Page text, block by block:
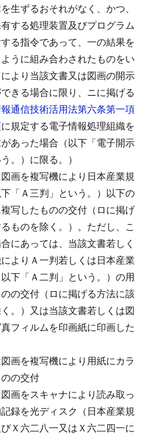
生ずるおそれがなく、かつ、
する処理装置及びプログラム
する指令であって、一の結果を
うに組み合わされたものをい
より当該文書又は図画の開示
きる場合に限り、ニに掲げる
通信技術活用法第六条第一項
に規定する電子情報処理組織を
あった場合（以下「電子開示
。）に限る。）
画を複写機により日本産業規
「Ａ三判」という。）以下の
写したものの交付（ロに掲げ
ものを除く。）。 ただし、こ
にあっては、当該文書若しく
よりＡ一判若しくは日本産業
下「Ａ二判」という。）の用
の交付（ロに掲げる方法に該
。）又は当該文書若しくは図
フィルムを印画紙に印画した
画を複写機により用紙にカラ
の交付
画をスキャナにより読み取っ
録を光ディスク（日本産業規
Ｘ六二八一又はＸ六二四一に